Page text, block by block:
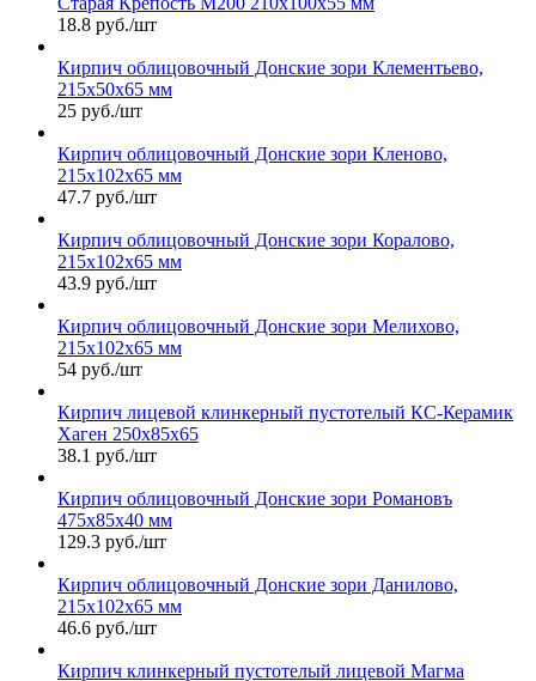
18.8 руб./шт
Кирпич облицовочный Донские зори Клементьево,
215х50х65 мм
25 руб./шт
Кирпич облицовочный Донские зори Кленово,
215х102х65 мм
47.7 руб./шт
Кирпич облицовочный Донские зори Коралово,
215х102х65 мм
43.9 руб./шт
Кирпич облицовочный Донские зори Мелихово,
215х102х65 мм
54 руб./шт
Кирпич лицевой клинкерный пустотелый КС-Керамик
Хаген 250х85х65
38.1 руб./шт
Кирпич облицовочный Донские зори Романовъ
475х85х40 мм
129.3 руб./шт
Кирпич облицовочный Донские зори Данилово,
215х102х65 мм
46.6 руб./шт
Кирпич клинкерный пустотелый лицевой Магма